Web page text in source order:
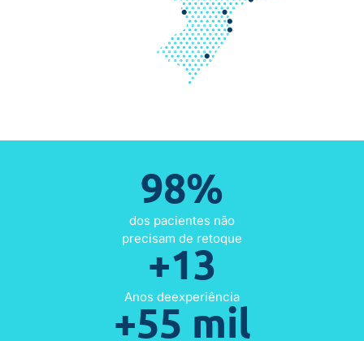
98%
dos pacientes não
precisam de retoque
+13
Anos deexperiência
+55 mil